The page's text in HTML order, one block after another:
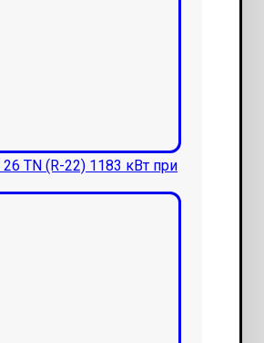
TN (R-22) 1183 кВт при